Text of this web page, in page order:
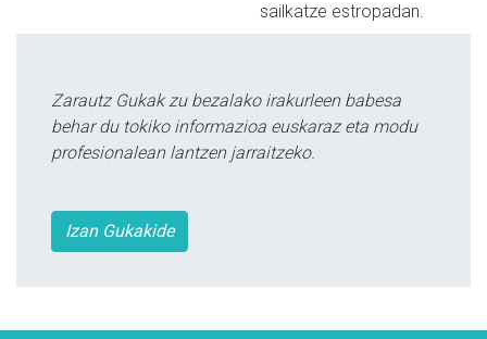
sailkatze estropadan.
Zarautz Gukak zu bezalako irakurleen babesa
behar du tokiko informazioa euskaraz eta modu
profesionalean lantzen jarraitzeko.
Izan Gukakide